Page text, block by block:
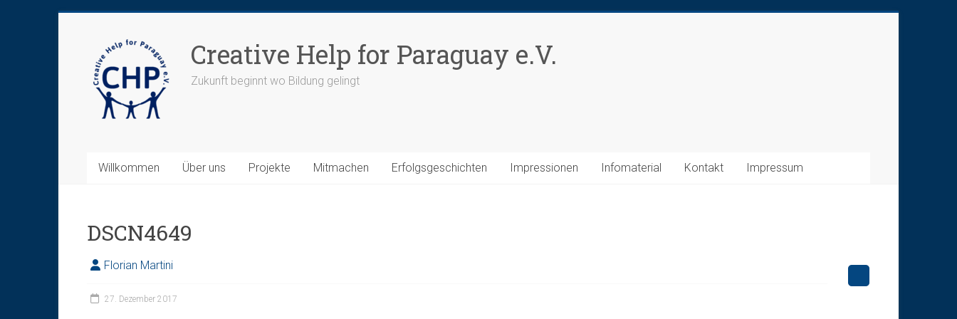
Creative Help for Paraguay e.V.
Zukunft beginnt wo Bildung gelingt
Willkommen Über uns Projekte Mitmachen Erfolgsgeschichten Impressionen Infomaterial Kontakt Impressum
DSCN4649
Florian Martini
27. Dezember 2017